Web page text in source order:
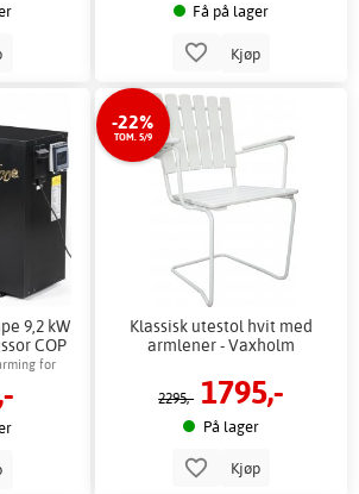
Få på lager
Kjøp
9,2 kW
COP
for
m³
-22%
TOM. 5/9
Klassisk utestol hvit med
armlener - Vaxholm
2295,- 1795,-
På lager
Kjøp